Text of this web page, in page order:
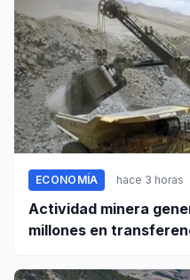
ECONOMÍA hace 3 horas
Actividad minera
millones en